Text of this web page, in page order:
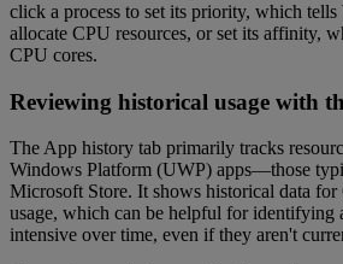
click a process to set its priority, which
allocate CPU resources, or set its affinity,
CPU cores.
Reviewing historical usage with
The App history tab primarily tracks
Windows Platform (UWP) apps—those
Microsoft Store. It shows historical data
usage, which can be helpful for identifying
intensive over time, even if they aren't